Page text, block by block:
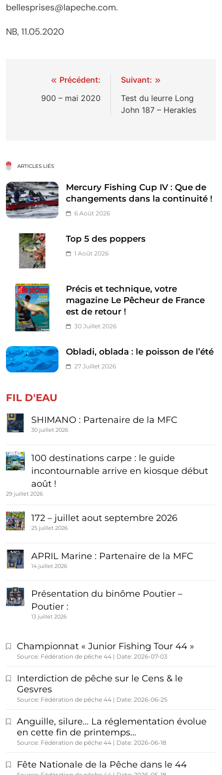
bellesprises@lapeche.com.
NB, 11.05.2020
NavigationPrécédent:
900 – mai 2020
Suivant:
Test du leurre Long
John 187 – Herakles
ARTICLES LIÉS
Mercury Fishing Cup IV : Que de
changements dans la continuité !
6 Août 2026
Top 5 des poppers
1 Août 2026
Précis et technique, votre
magazine Le Pêcheur de France
est de retour !
30 Juillet 2026
Obladi, oblada : le poisson de l’été
27 Juillet 2026
FIL D'EAU
SHIMANO : Partenaire de la MFC
30 juillet 2026
100 destinations carpe : le guide
incontournable arrive en kiosque début
août !
29 juillet 2026
172 – juillet aout septembre 2026
25 juillet 2026
APRIL Marine : Partenaire de la MFC
14 juillet 2026
Présentation du binôme Poutier –
Poutier :
13 juillet 2026
Championnat « Junior Fishing Tour 44 »
Source: Fédération de pêche 44 Date: 2026-07-03
Interdiction de pêche sur le Cens & le
Gesvres
Source: Fédération de pêche 44 Date: 2026-06-25
Anguille, silure… La réglementation évolue
en cette fin de printemps…
Source: Fédération de pêche 44 Date: 2026-06-18
Fête Nationale de la Pêche dans le 44